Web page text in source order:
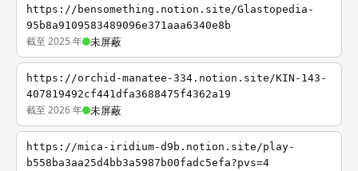
https://bensomething.notion.site/Glastopedia-
95b8a9109583489096e371aaa6340e8b
截至 2025 年 未屏蔽
https://orchid-manatee-334.notion.site/KIN-143-
407819492cf441dfa3688475f4362a19
截至 2026 年 未屏蔽
https://mica-iridium-d9b.notion.site/play-
b558ba3aa25d4bb3a5987b00fadc5efa?pvs=4